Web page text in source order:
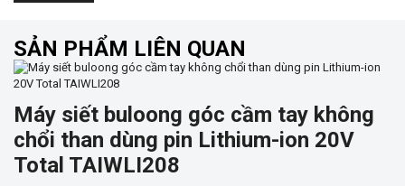
SẢN PHẨM LIÊN QUAN
Máy siết buloong góc cầm tay không
chổi than dùng pin Lithium-ion 20V
Total TAIWLI208